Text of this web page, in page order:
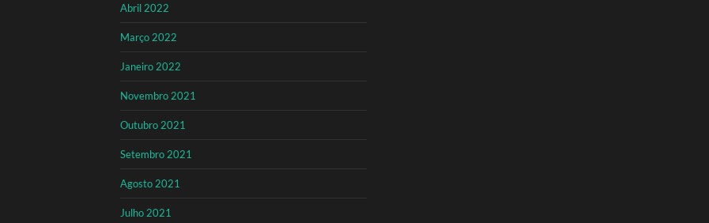
Abril 2022
Março 2022
Janeiro 2022
Novembro 2021
Outubro 2021
Setembro 2021
Agosto 2021
Julho 2021